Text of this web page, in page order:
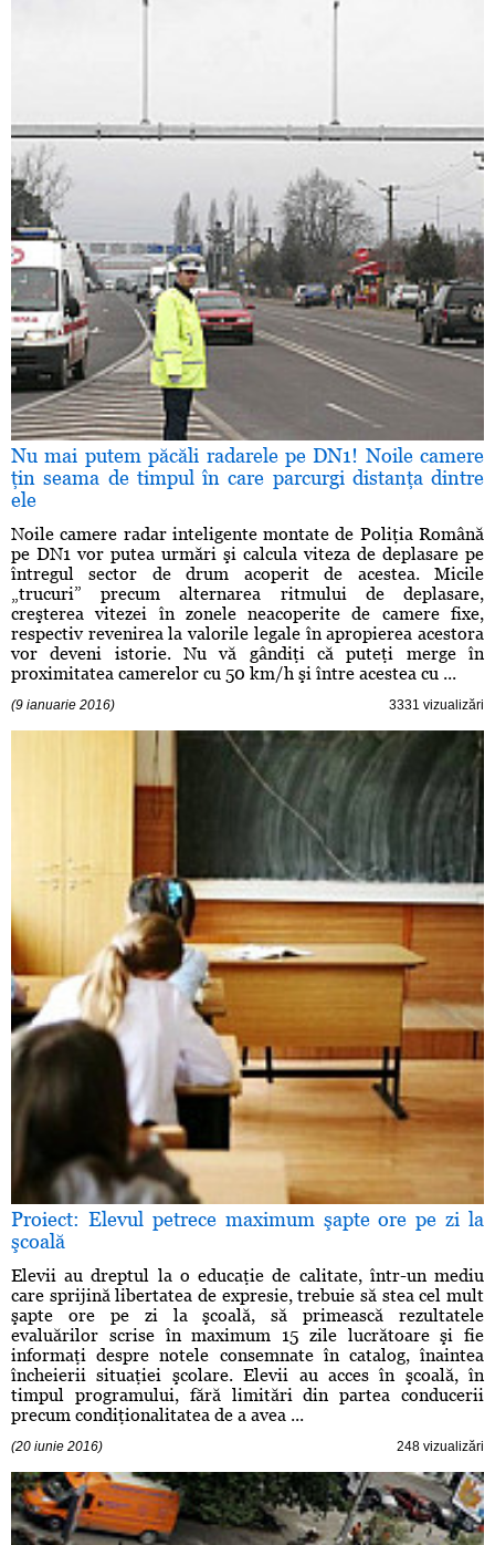
Nu mai putem păcăli radarele pe DN1! Noile camere
ţin seama de timpul în care parcurgi distanţa dintre
ele
Noile camere radar inteligente montate de Poliţia Română
pe DN1 vor putea urmări şi calcula viteza de deplasare pe
întregul sector de drum acoperit de acestea. Micile
„trucuri” precum alternarea ritmului de deplasare,
creşterea vitezei în zonele neacoperite de camere fixe,
respectiv revenirea la valorile legale în apropierea acestora
vor deveni istorie. Nu vă gândiţi că puteţi merge în
proximitatea camerelor cu 50 km/h şi între acestea cu ...
(9 ianuarie 2016) 3331 vizualizări
Proiect: Elevul petrece maximum şapte ore pe zi la
şcoală
Elevii au dreptul la o educaţie de calitate, într-un mediu
care sprijină libertatea de expresie, trebuie să stea cel mult
şapte ore pe zi la şcoală, să primească rezultatele
evaluărilor scrise în maximum 15 zile lucrătoare şi fie
informaţi despre notele consemnate în catalog, înaintea
încheierii situaţiei şcolare. Elevii au acces în şcoală, în
timpul programului, fără limitări din partea conducerii
precum condiţionalitatea de a avea ...
(20 iunie 2016) 248 vizualizări